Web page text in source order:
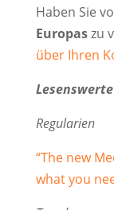
Haben Sie
Europaszu
über Ihren
Regularien
“The new
what you